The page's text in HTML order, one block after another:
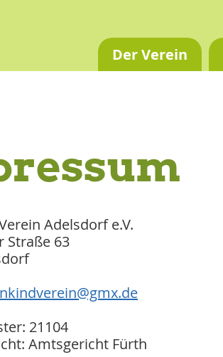
Der Verein
Adelsdorf e.V.
Straße 63
21104
Amtsgericht Fürth